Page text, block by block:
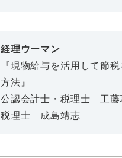
経理ウーマン
『現物給与を活用して節税
方法』
公認会計士・税理士 工藤
税理士 成島靖志